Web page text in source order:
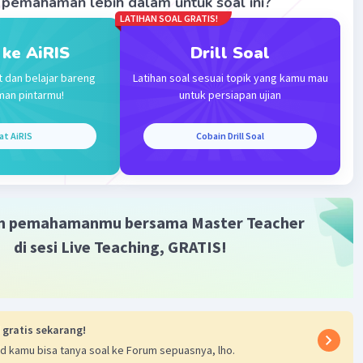
= 180°
= 180°
- 120°
AiRIS
dan belajar bareng
pintarmu!
AiRIS
LATIHAN SOAL GRATIS!
Drill Soal
Latihan soal sesuai topik yang kamu mau
untuk persiapan ujian
Cobain Drill Soal
pemahamanmu bersama Master Teacher
di sesi Live Teaching, GRATIS!
gratis sekarang!
kamu bisa tanya soal ke Forum sepuasnya, lho.